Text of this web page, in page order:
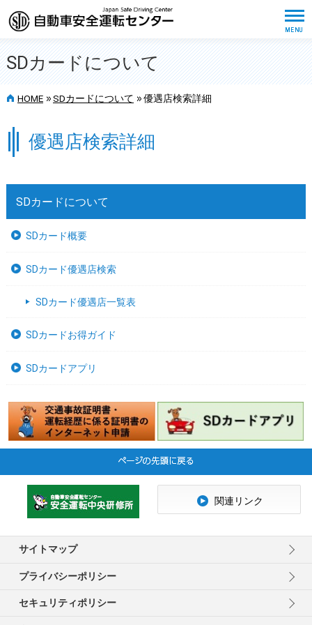
SDカードについて
HOME >> SDカードについて >> 優遇店検索詳細
優遇店検索詳細
SDカードについて
SDカード概要
SDカード優遇店検索
SDカード優遇店一覧表
SDカードお得ガイド
SDカードアプリ
サイトマップ
プライバシーポリシー
セキュリティポリシー
関連リンク